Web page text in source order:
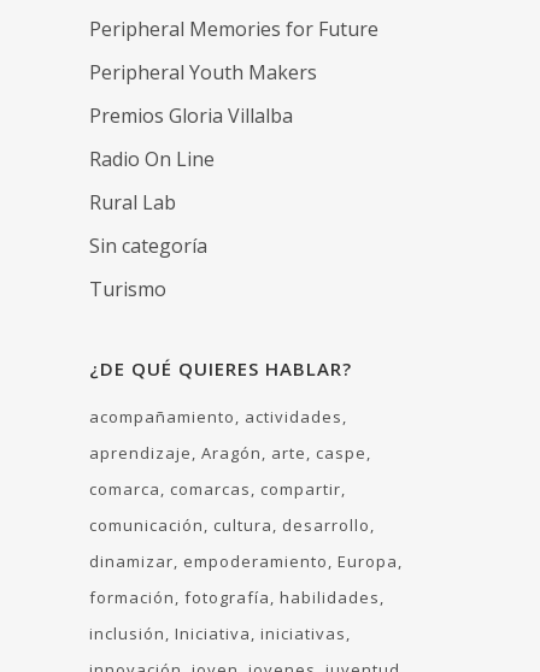
Peripheral Memories for Future
Peripheral Youth Makers
Premios Gloria Villalba
Radio On Line
Rural Lab
Sin categoría
Turismo
¿DE QUÉ QUIERES HABLAR?
acompañamiento
actividades
aprendizaje Aragón arte
caspe
comarca
comarcas
compartir
comunicación
cultura
desarrollo
dinamizar empoderamiento Europa
formación fotografía habilidades
inclusión Iniciativa iniciativas